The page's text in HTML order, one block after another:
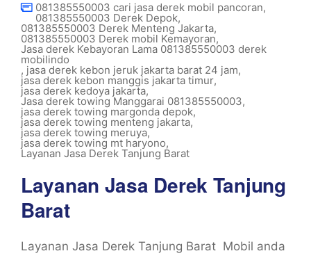
081385550003 cari jasa derek mobil pancoran,
081385550003 Derek Depok,
081385550003 Derek Menteng Jakarta,
081385550003 Derek mobil Kemayoran,
Jasa derek Kebayoran Lama 081385550003 derek
mobilindo
, jasa derek kebon jeruk jakarta barat 24 jam,
jasa derek kebon manggis jakarta timur,
jasa derek kedoya jakarta,
Jasa derek towing Manggarai 081385550003,
jasa derek towing margonda depok,
jasa derek towing menteng jakarta,
jasa derek towing meruya,
jasa derek towing mt haryono,
Layanan Jasa Derek Tanjung Barat
Layanan Jasa Derek Tanjung
Barat
Layanan Jasa Derek Tanjung Barat Mobil anda